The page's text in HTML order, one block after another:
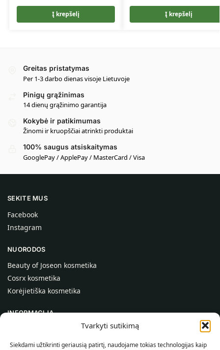
Tvarkyti sutikimą
Siekdami užtikrinti geriausią patirtį, naudojame tokias technologijas kaip
Į krepšelį Į krepšelį
Greitas pristatymas
Per 1-3 darbo dienas visoje Lietuvoje
Pinigų grąžinimas
14 dienų grąžinimo garantija
Kokybė ir patikimumas
Žinomi ir kruopščiai atrinkti produktai
100% saugus atsiskaitymas
GooglePay / ApplePay / MasterCard / Visa
SEKITE MUS
Facebook
Instagram
NUORODOS
Beauty of Joseon kosmetika
Cosrx kosmetika
Korėjietiška kosmetika
INFORMACIJA
Kontaktai